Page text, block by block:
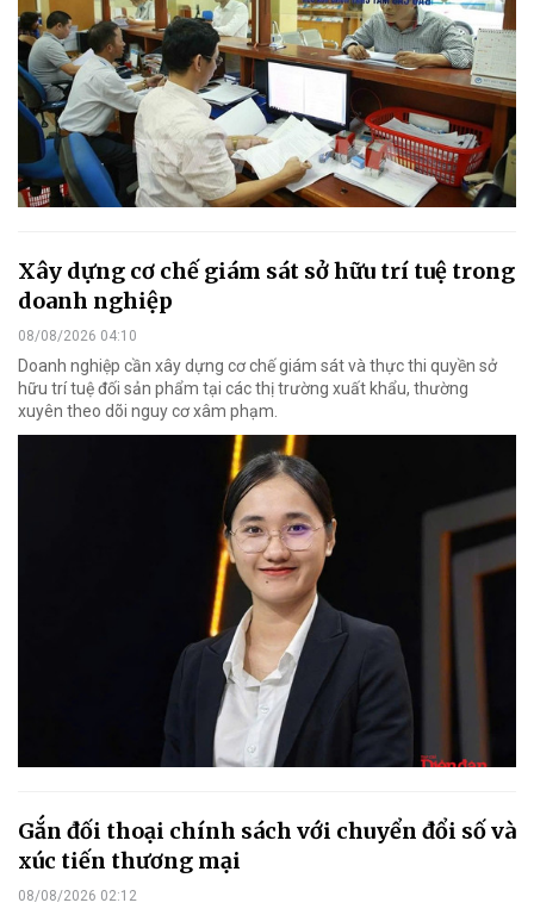
Xây dựng cơ chế giám sát sở hữu trí tuệ trong
doanh nghiệp
08/08/2026 04:10
Doanh nghiệp cần xây dựng cơ chế giám sát và thực thi quyền sở
hữu trí tuệ đối sản phẩm tại các thị trường xuất khẩu, thường
xuyên theo dõi nguy cơ xâm phạm.
Gắn đối thoại chính sách với chuyển đổi số và
xúc tiến thương mại
08/08/2026 02:12